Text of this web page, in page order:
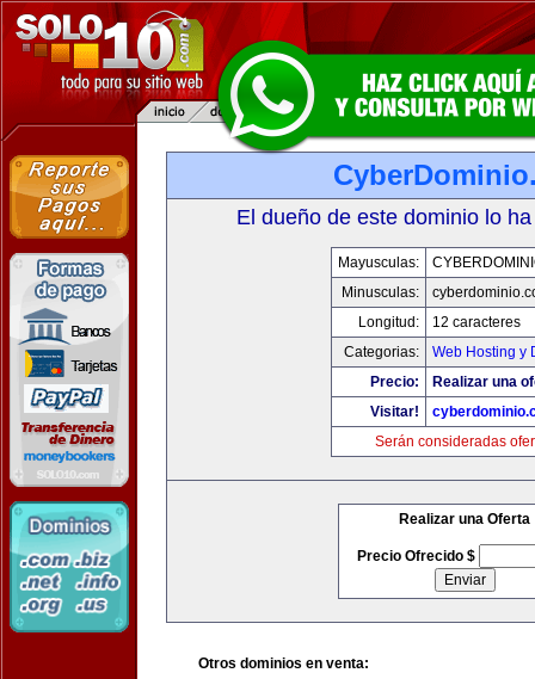
El dueño de este dominio lo
Mayusculas:
Minusculas:
Longitud:
12 caracteres
Categorias:
Web Hosting y
Precio:
Realizar una
Visitar!
Serán consideradas
Realizar una Oferta
Precio Ofrecido $
Otros dominios en venta: